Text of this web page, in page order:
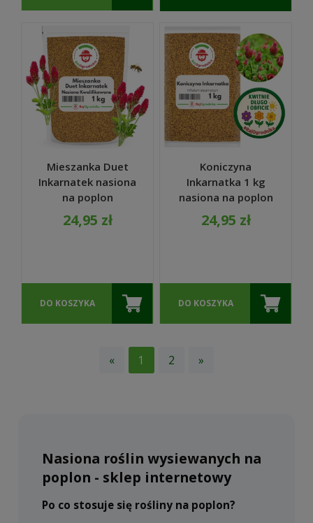
DOSTĘPNOŚCI
Mieszanka Duet
Inkarnatek nasiona
na poplon
miododajne 1kg
24,95 zł
DO KOSZYKA
Koniczyna
Inkarnatka 1 kg
nasiona na poplon
krwistoczerwona
miododajna -
24,95 zł
DO KOSZYKA
« 1 2 »
Nasiona roślin wysiewanych na
poplon - sklep internetowy
Po co stosuje się rośliny na poplon?